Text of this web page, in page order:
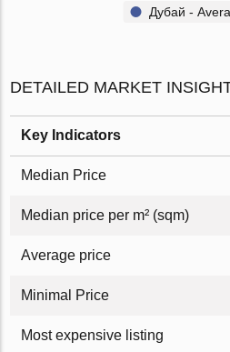
Дубай -
DETAILED MARKET
Key Indicators
Median Price
Median price per m² (sqm)
Average price
Minimal Price
Most expensive listing